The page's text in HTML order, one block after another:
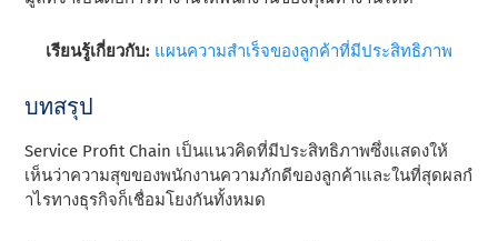
เรียนรู้เกี่ยวกับ: แผนความสําเร็จของลูกค้าที่มีประสิทธิภาพ
บทสรุป
Service Profit Chain เป็นแนวคิดที่มีประสิทธิภาพซึ่งแสดงให้
เห็นว่าความสุขของพนักงานความภักดีของลูกค้าและในที่สุดผลกํ
าไรทางธุรกิจก็เชื่อมโยงกันทั้งหมด